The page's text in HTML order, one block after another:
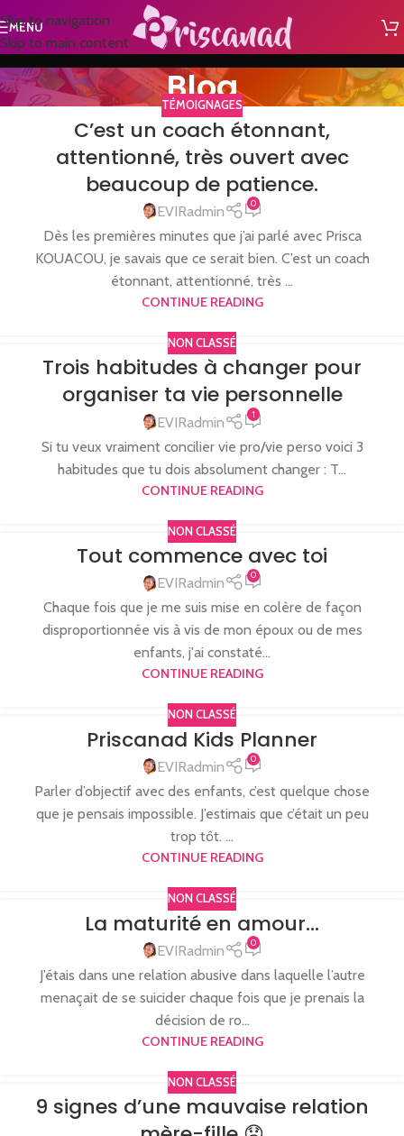
Skip to navigation
Skip to main content
MENU
Blog
TÉMOIGNAGES
C’est un coach étonnant,
attentionné, très ouvert avec
beaucoup de patience.
EVIRadmin 0
Dès les premières minutes que j’ai parlé avec Prisca
KOUACOU, je savais que ce serait bien. C’est un coach
étonnant, attentionné, très ...
CONTINUE READING
NON CLASSÉ
Trois habitudes à changer pour
organiser ta vie personnelle
EVIRadmin 1
Si tu veux vraiment concilier vie pro/vie perso voici 3
habitudes que tu dois absolument changer : T...
CONTINUE READING
NON CLASSÉ
Tout commence avec toi
EVIRadmin 0
Chaque fois que je me suis mise en colère de façon
disproportionnée vis à vis de mon époux ou de mes
enfants, j'ai constaté...
CONTINUE READING
NON CLASSÉ
Priscanad Kids Planner
EVIRadmin 0
Parler d’objectif avec des enfants, c’est quelque chose
que je pensais impossible. J’estimais que c’était un peu
trop tôt. ...
CONTINUE READING
NON CLASSÉ
La maturité en amour…
EVIRadmin 0
J’étais dans une relation abusive dans laquelle l’autre
menaçait de se suicider chaque fois que je prenais la
décision de ro...
CONTINUE READING
NON CLASSÉ
9 signes d’une mauvaise relation